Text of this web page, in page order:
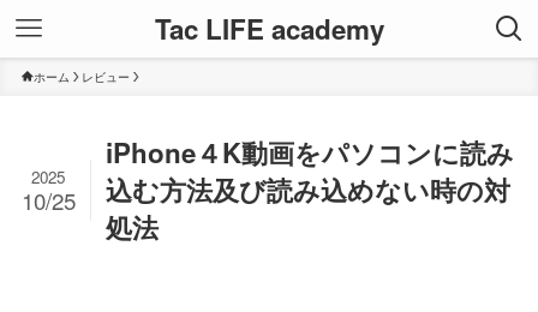
Tac LIFE academy
ホーム レビュー
iPhone４K動画をパソコンに読み
込む方法及び読み込めない時の対
処法
2025
10/25